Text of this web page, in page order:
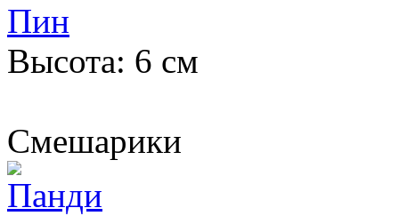
Пин
Высота: 6 см
Смешарики